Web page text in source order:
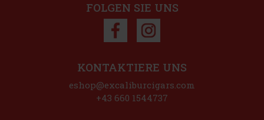
FOLGEN SIE UNS
KONTAKTIERE UNS
eshop@excaliburcigars.com
+43 660 1544737